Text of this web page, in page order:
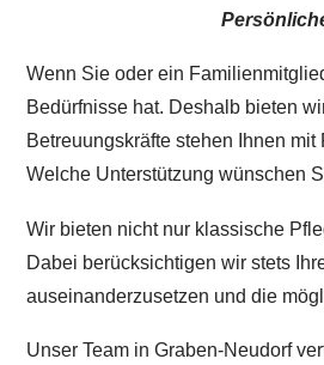
Wenn Sie oder ein
Bedürfnisse hat. Deshalb bieten
Betreuungskräfte stehen Ihnen
Welche Unterstützung wünschen
Wir bieten nicht nur klassische
Dabei berücksichtigen wir stets
auseinanderzusetzen und die
Unser Team in Graben-Neudorf